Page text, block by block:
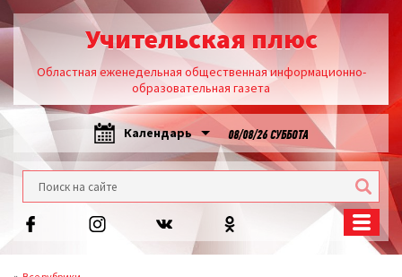
Учительская плюс
Областная еженедельная общественная информационно-
образовательная газета
Календарь 08/08/26 СУББОТА